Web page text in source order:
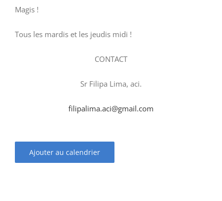
Magis !
Tous les mardis et les jeudis midi !
CONTACT
Sr Filipa Lima, aci.
filipalima.aci@gmail.com
Ajouter au calendrier